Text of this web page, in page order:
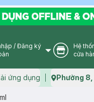
User Icon
/ Đăng ký
Hệ
cửa
ứng dụng Phường 8,